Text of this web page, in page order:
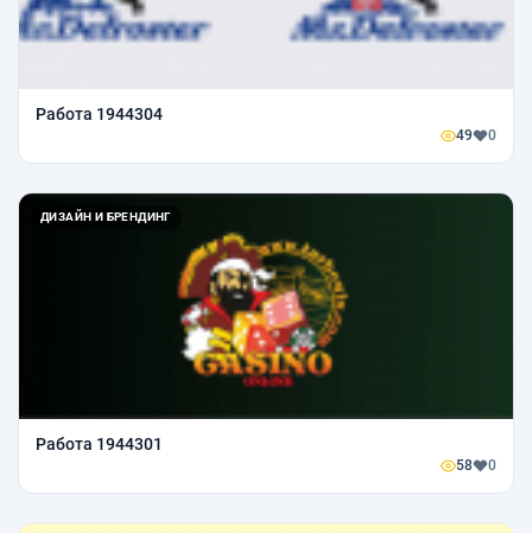
Работа 1944304
49 0
ДИЗАЙН И БРЕНДИНГ
Работа 1944301
58 0